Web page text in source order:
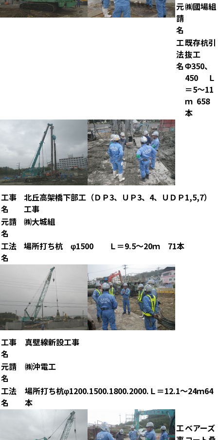
元
請
名
㈱國場組
工
法
名
既存杭引
抜工
Φ350、
450 Ｌ
＝5～11
ｍ 658
本
工事
名
北丘高架橋下部工（ＤＰ3、ＵＰ3、4、ＵＤＰ1,5,7）
工事
元請
名
㈱大城組
工法
名
場所打ち杭 φ1500 Ｌ＝9.5～20ｍ 71本
工事
名
真壁線新設工事
元請
名
㈱沖電工
工法
名
場所打ち杭φ1200.1500.1800.2000.Ｌ＝12.1～24ｍ64
本
工ベアーズ